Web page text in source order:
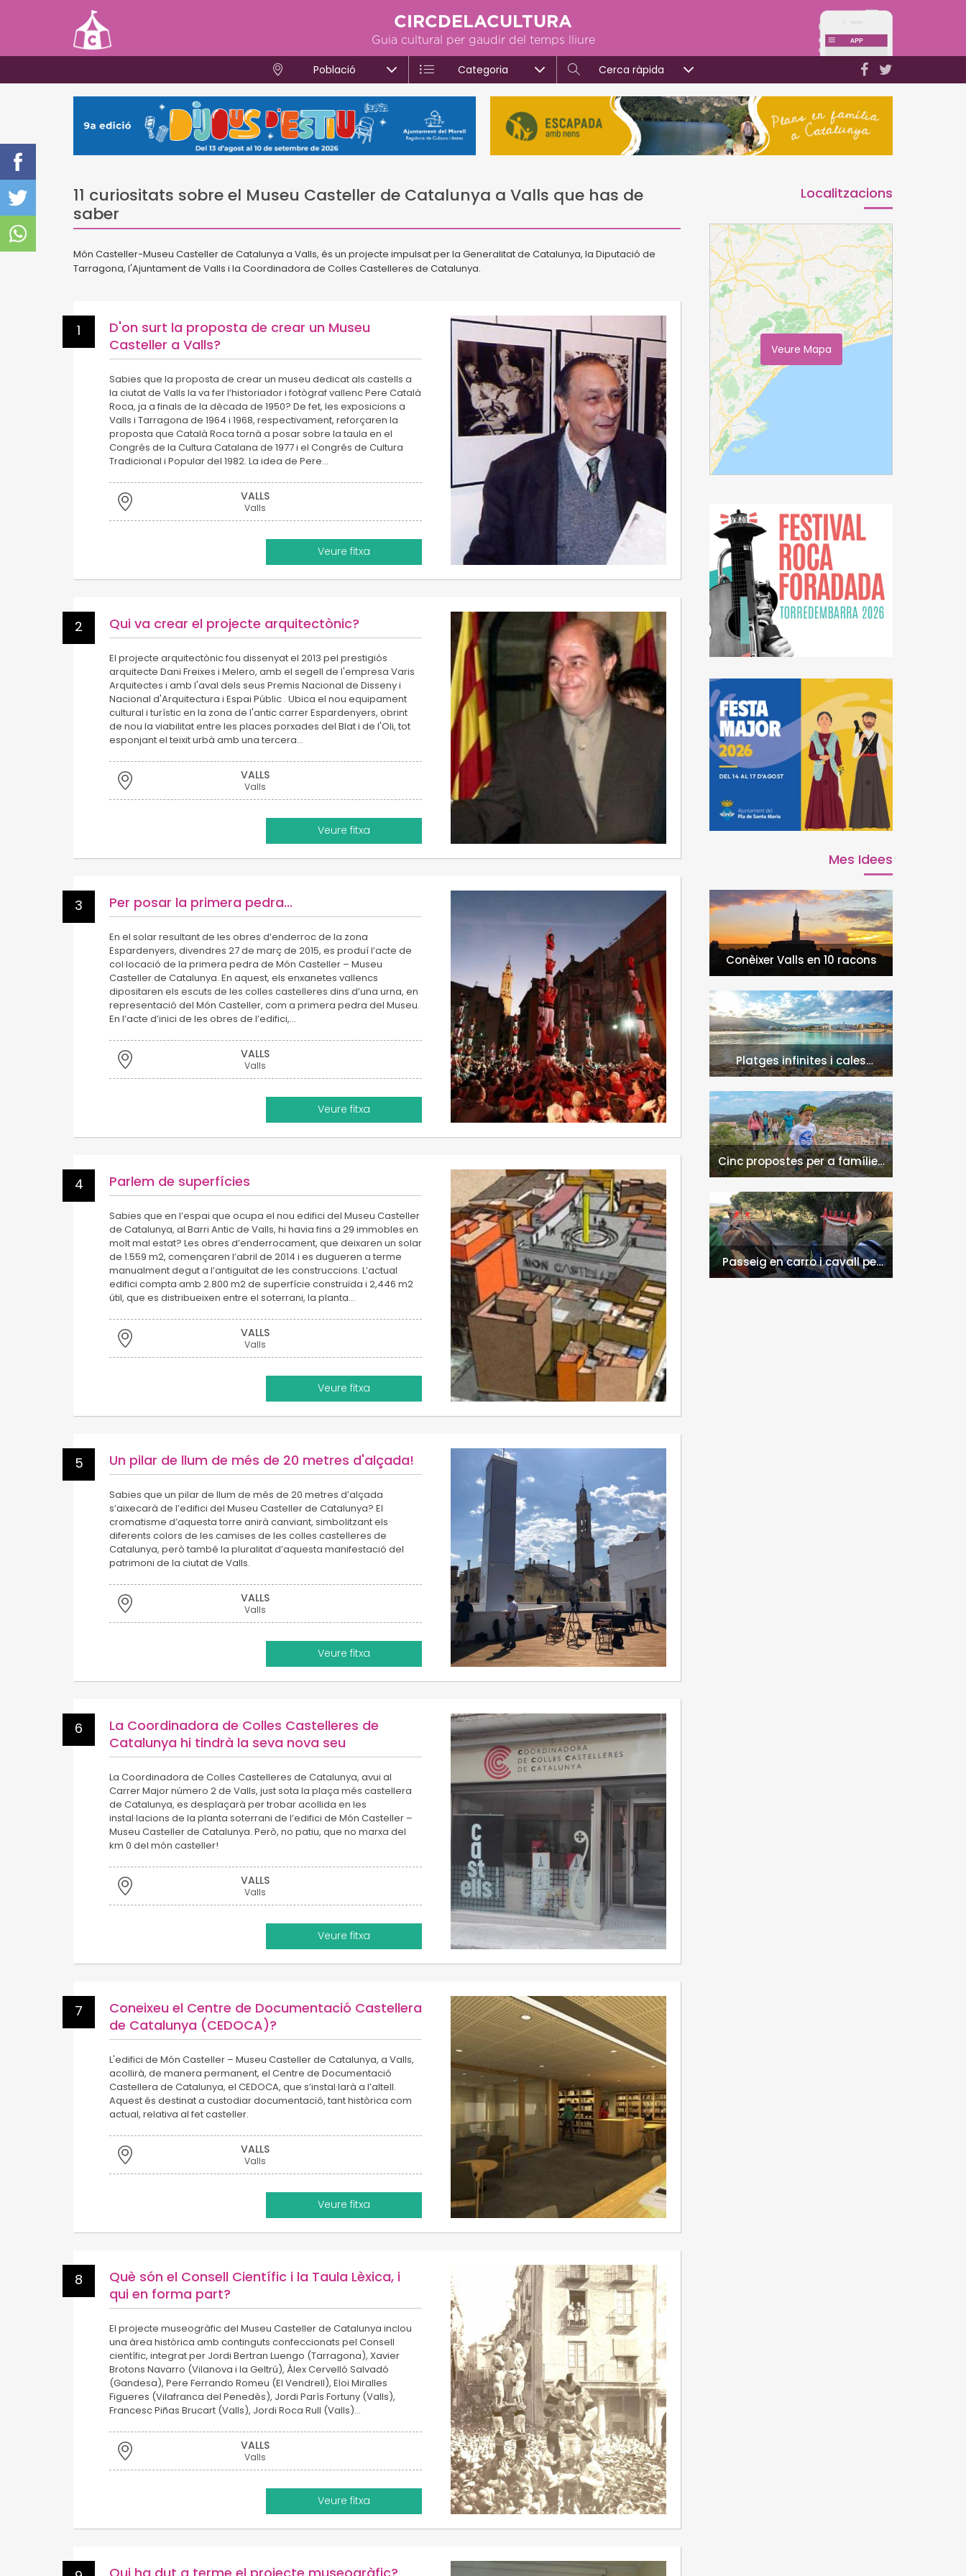
CIRCDELACULTURA
Guia cultural per gaudir del temps lliure
Població Categoria Cerca ràpida
11 curiositats sobre el Museu Casteller de Catalunya a Valls que has de
saber
Món Casteller-Museu Casteller de Catalunya a Valls, és un projecte impulsat per la Generalitat de Catalunya, la Diputació de
Tarragona, l'Ajuntament de Valls i la Coordinadora de Colles Castelleres de Catalunya.
1
D'on surt la proposta de crear un Museu
Casteller a Valls?
Sabies que la proposta de crear un museu dedicat als castells a
la ciutat de Valls la va fer l’historiador i fotògraf vallenc Pere Català
Roca, ja a finals de la dècada de 1950? De fet, les exposicions a
Valls i Tarragona de 1964 i 1968, respectivament, reforçaren la
proposta que Català Roca tornà a posar sobre la taula en el
Congrés de la Cultura Catalana de 1977 i el Congrés de Cultura
Tradicional i Popular del 1982. La idea de Pere…
VALLS
Valls
Veure fitxa
2 Qui va crear el projecte arquitectònic?
El projecte arquitectònic fou dissenyat el 2013 pel prestigiós
arquitecte Dani Freixes i Melero, amb el segell de l'empresa Varis
Arquitectes i amb l'aval dels seus Premis Nacional de Disseny i
Nacional d'Arquitectura i Espai Públic . Ubica el nou equipament
cultural i turístic en la zona de l'antic carrer Espardenyers, obrint
de nou la viabilitat entre les places porxades del Blat i de l'Oli, tot
esponjant el teixit urbà amb una tercera…
VALLS
Valls
Veure fitxa
3 Per posar la primera pedra...
En el solar resultant de les obres d’enderroc de la zona
Espardenyers, divendres 27 de març de 2015, es produí l’acte de
col·locació de la primera pedra de Món Casteller – Museu
Casteller de Catalunya. En aquest, els enxanetes vallencs
dipositaren els escuts de les colles castelleres dins d’una urna, en
representació del Món Casteller, com a primera pedra del Museu.
En l’acte d’inici de les obres de l’edifici,…
VALLS
Valls
Veure fitxa
4 Parlem de superfícies
Sabies que en l’espai que ocupa el nou edifici del Museu Casteller
de Catalunya, al Barri Antic de Valls, hi havia fins a 29 immobles en
molt mal estat? Les obres d’enderrocament, que deixaren un solar
de 1.559 m2, començaren l’abril de 2014 i es dugueren a terme
manualment degut a l’antiguitat de les construccions. L’actual
edifici compta amb 2.800 m2 de superfície construïda i 2,446 m2
útil, que es distribueixen entre el soterrani, la planta…
VALLS
Valls
Veure fitxa
5 Un pilar de llum de més de 20 metres d'alçada!
Sabies que un pilar de llum de més de 20 metres d’alçada
s’aixecarà de l’edifici del Museu Casteller de Catalunya? El
cromatisme d’aquesta torre anirà canviant, simbolitzant els
diferents colors de les camises de les colles castelleres de
Catalunya, però també la pluralitat d’aquesta manifestació del
patrimoni de la ciutat de Valls.
VALLS
Valls
Veure fitxa
6
La Coordinadora de Colles Castelleres de
Catalunya hi tindrà la seva nova seu
La Coordinadora de Colles Castelleres de Catalunya, avui al
Carrer Major número 2 de Valls, just sota la plaça més castellera
de Catalunya, es desplaçarà per trobar acollida en les
instal·lacions de la planta soterrani de l’edifici de Món Casteller –
Museu Casteller de Catalunya. Però, no patiu, que no marxa del
km 0 del món casteller!
VALLS
Valls
Veure fitxa
7
Coneixeu el Centre de Documentació Castellera
de Catalunya (CEDOCA)?
L'edifici de Món Casteller – Museu Casteller de Catalunya, a Valls,
acollirà, de manera permanent, el Centre de Documentació
Castellera de Catalunya, el CEDOCA, que s’instal·larà a l’altell.
Aquest és destinat a custodiar documentació, tant històrica com
actual, relativa al fet casteller.
VALLS
Valls
Veure fitxa
8
Què són el Consell Científic i la Taula Lèxica, i
qui en forma part?
El projecte museogràfic del Museu Casteller de Catalunya inclou
una àrea històrica amb continguts confeccionats pel Consell
científic, integrat per Jordi Bertran Luengo (Tarragona), Xavier
Brotons Navarro (Vilanova i la Geltrú), Àlex Cervelló Salvadó
(Gandesa), Pere Ferrando Romeu (El Vendrell), Eloi Miralles
Figueres (Vilafranca del Penedès), Jordi París Fortuny (Valls),
Francesc Piñas Brucart (Valls), Jordi Roca Rull (Valls)…
VALLS
Valls
Veure fitxa
Localitzacions
Veure Mapa
Mes Idees
Conèixer Valls en 10 racons
Platges infinites i cales
naturals a l'Hospitalet de
l'Infant i la Vall de Llors
Cinc propostes per a famílies
a l'Hospitalet de l'Infant i la
Vall de Llors
Passeig en carro i cavall per
l'entorn de Nulles